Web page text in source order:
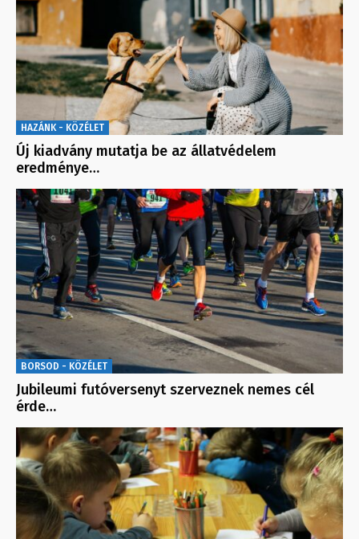
HAZÁNK - KÖZÉLET
Új kiadvány mutatja be az állatvédelem
eredménye…
BORSOD - KÖZÉLET
Jubileumi futóversenyt szerveznek nemes cél
érde…